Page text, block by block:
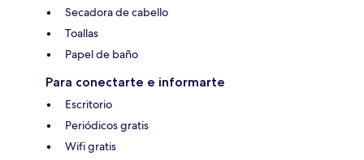
Secadora de cabello
Toallas
Papel de baño
Para conectarte e informarte
Escritorio
Periódicos gratis
Wifi gratis